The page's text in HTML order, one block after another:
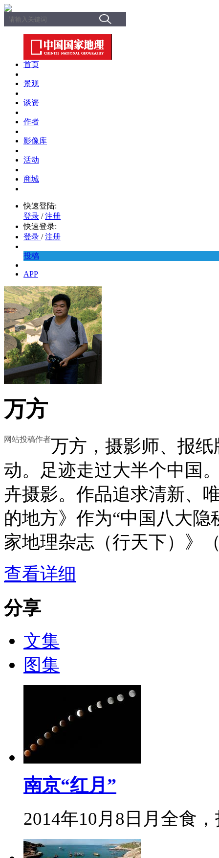
首页
景观
谈资
作者
影像库
活动
商城
快速登陆:
登录 / 注册
快速登录:
登录 / 注册
投稿
APP
万方
网站投稿作者万方，摄影师、报
动。足迹走过大半个中国
卉摄影。作品追求清新、
的地方》作为“中国八大
家地理杂志（行天下）》
查看详细
分享
文集
图集
南京“红月”
2014年10月8日月全食